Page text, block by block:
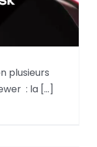
: la
dessin
plusieurs
: la [...]